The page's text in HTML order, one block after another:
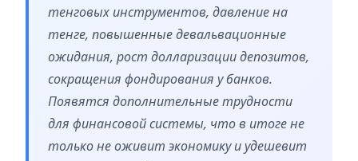
тенговых инструментов, давление на
тенге, повышенные девальвационные
ожидания, рост долларизации депозитов,
сокращения фондирования у банков.
Появятся дополнительные трудности
для финансовой системы, что в итоге не
только не оживит экономику и удешевит